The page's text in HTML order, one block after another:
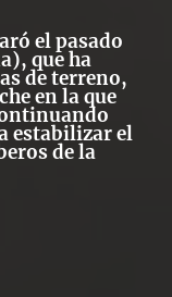
el pasado
que ha
de terreno,
en la que
estabilizar el
de la